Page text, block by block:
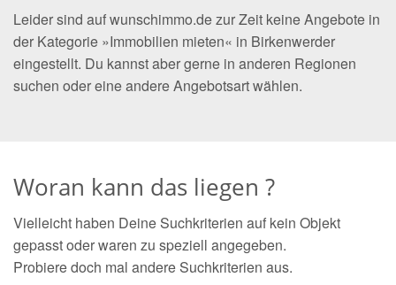
Leider sind auf wunschimmo.de zur Zeit keine Angebote in
der Kategorie »Immobilien mieten« in Birkenwerder
eingestellt. Du kannst aber gerne in anderen Regionen
suchen oder eine andere Angebotsart wählen.
Woran kann das liegen ?
Vielleicht haben Deine Suchkriterien auf kein Objekt
gepasst oder waren zu speziell angegeben.
Probiere doch mal andere Suchkriterien aus.